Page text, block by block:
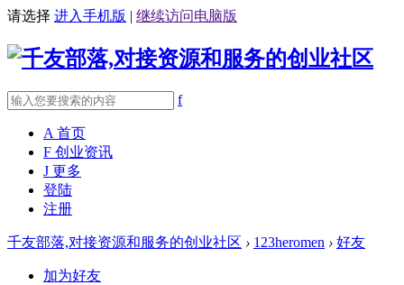
请选择 进入手机版 | 继续访问电脑版
f
A 首页
F 创业资讯
J 更多
登陆
注册
千友部落,对接资源和服务的创业社区 › 123heromen › 好友
加为好友